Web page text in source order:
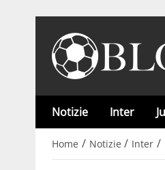
Notizie Inter
Home / Notizie / Inter /